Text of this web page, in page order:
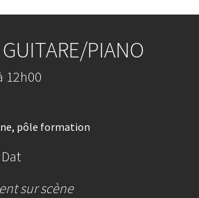
PIANO
12h00
pôle formation
sur scène